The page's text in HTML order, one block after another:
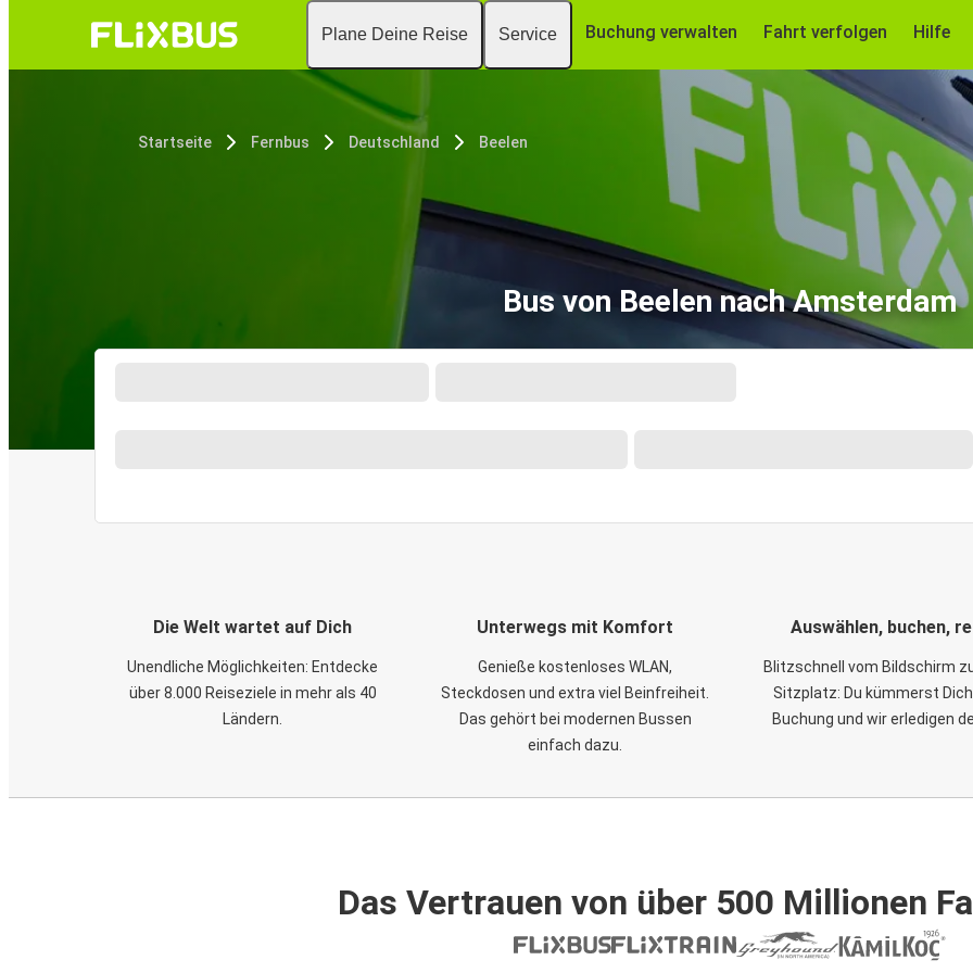
Plane Deine Reise Service Buchung verwalten Fahrt verfolgen Hilfe
Startseite Fernbus Deutschland Beelen
Bus von Beelen nach Amsterdam
Die Welt wartet auf Dich
Unendliche Möglichkeiten: Entdecke
über 8.000 Reiseziele in mehr als 40
Ländern.
Unterwegs mit Komfort
Genieße kostenloses WLAN,
Steckdosen und extra viel Beinfreiheit.
Das gehört bei modernen Bussen
einfach dazu.
Auswählen, buchen,
Blitzschnell vom Bildschirm
Sitzplatz: Du kümmerst
Buchung und wir erledigen
Das Vertrauen von über 500 Millionen